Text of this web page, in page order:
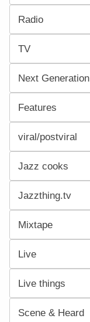
Radio
TV
Next Generation
Features
viral/postviral
Jazz cooks
Jazzthing.tv
Mixtape
Live
Live things
Scene & Heard